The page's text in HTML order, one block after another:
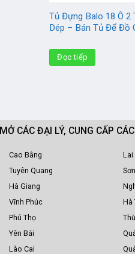
Tủ Đựng Balo 18 Ô 2
Dép – Bán Tủ Để Đồ
Đọc tiếp
CÁC ĐẠI LÝ, CUNG CẤP
Cao Bằng
Tuyên Quang
Hà Giang
Vĩnh Phúc
Phú Thọ
Yên Bái
Lào Cai
Lai
Hà